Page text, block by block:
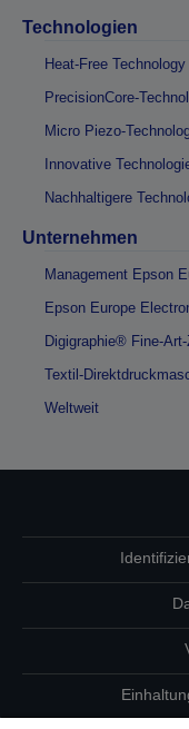
Technologien
Heat-Free Technology
PrecisionCore-
Micro Piezo-
Innovative
Nachhaltigere
Unternehmen
Management Epson
Epson Europe
Digigraphie® Fine-
Textil-
Weltweit